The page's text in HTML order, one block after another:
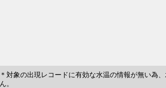
＊対象の出現レコードに有効な水温の情報が無い為
ん。